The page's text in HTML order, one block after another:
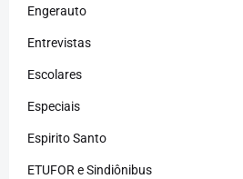
Engerauto
Entrevistas
Escolares
Especiais
Espirito Santo
ETUFOR e Sindiônibus